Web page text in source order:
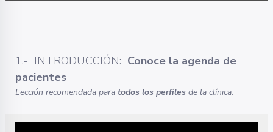
1.- INTRODUCCIÓN: Conoce la agenda de
pacientes
Lección recomendada para todos los perfiles de la clínica.